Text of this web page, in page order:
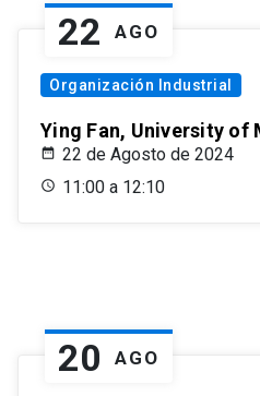
22 AGO
Organización Industrial
Ying Fan, University of
22 de Agosto de 2024
11:00 a 12:10
20 AGO